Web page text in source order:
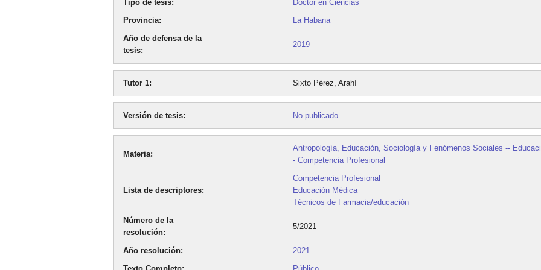
Tipo de tesis
Doctor en Ciencias
Provincia
La Habana
Año de defensa de la
tesis
2019
Tutor 1 Sixto Pérez, Arahí
Versión de tesis No publicado
Materia
Antropología, Educación, Sociología y Fenómenos Sociales --
- Competencia Profesional
Lista de descriptores
Competencia Profesional
Educación Médica
Técnicos de Farmacia/educación
Número de la
resolución
5/2021
Año resolución
2021